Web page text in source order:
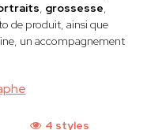
, grossesse,
de produit, ainsi que
un accompagnement
4 styles